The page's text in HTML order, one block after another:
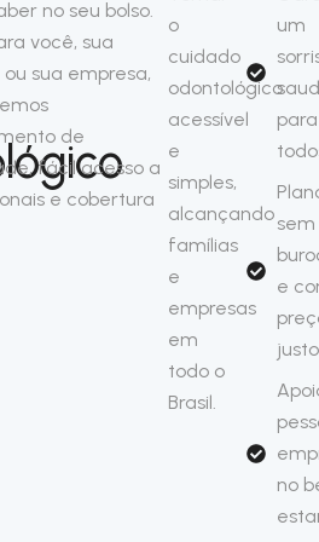
no seu bolso.
você, sua
sua empresa,
de
fácil acesso a
e cobertura
o
cuidado
odontológico
acessível
e
simples,
alcançando
famílias
e
empresas
em
todo o
Brasil.
um
para
sem
e
justo
no